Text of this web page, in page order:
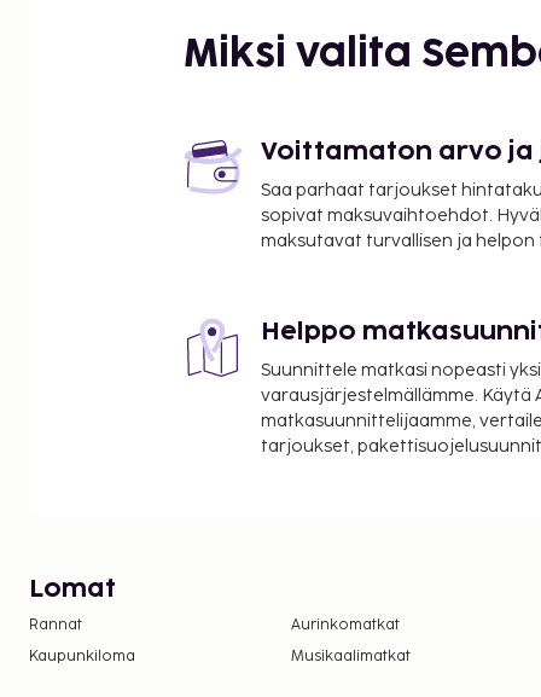
Miksi valita
Voittamaton arvo ja
Saa parhaat tarjoukset
sopivat maksuvaihtoehdot.
maksutavat turvallisen ja
Helppo
Suunnittele matkasi nopeasti
varausjärjestelmällämme. Käytä
matkasuunnittelijaamme,
tarjoukset,
Lomat
Rannat Aurinkomatkat
Kaupunkiloma
Musikaalimatkat